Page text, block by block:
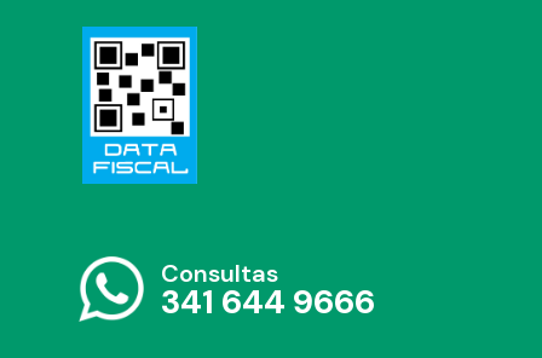
Consultas
341 644 9666